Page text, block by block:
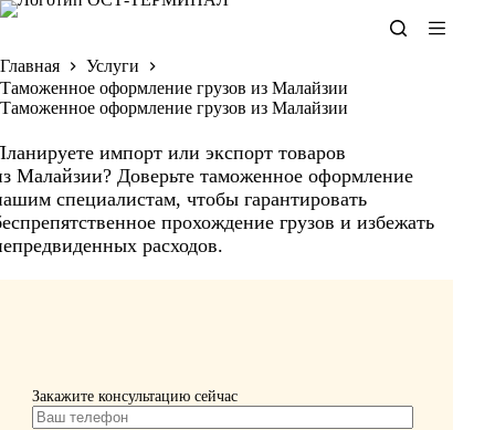
Перейти
Главная
Услуги
Таможенное оформление грузов из Малайзии
Таможенное оформление грузов из Малайзии
импорт или экспорт товаров
Малайзии? Доверьте таможенное оформление
специалистам, чтобы гарантировать
прохождение грузов и избежать
расходов.
Закажите консультацию сейчас